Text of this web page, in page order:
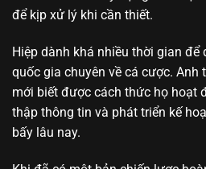
để kịp xử lý khi cần thiết.
Hiệp dành khá nhiều thời gian để
quốc gia chuyên về cá cược.
mới biết được cách thức họ hoạt
thập thông tin và phát triển kế
bấy lâu nay.